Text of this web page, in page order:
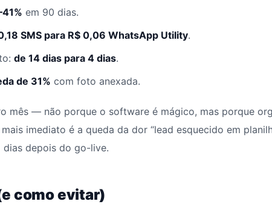
em 90 dias.
SMS para R$ 0,06 WhatsApp Utility.
de 14 dias para 4 dias.
de 31% com foto anexada.
mês — não porque o software é mágico, mas porque
imediato é a queda da dor “lead esquecido em
dias depois do go-live.
como evitar)